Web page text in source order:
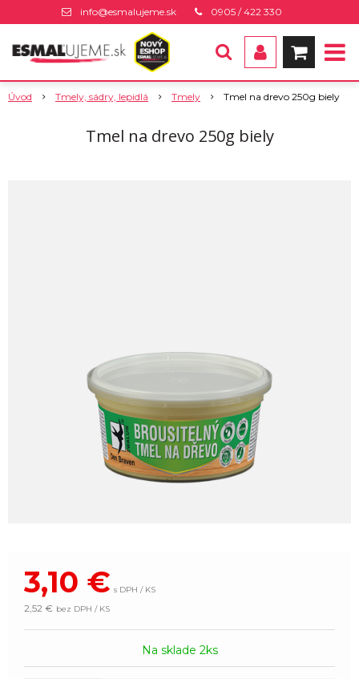
info@esmalujeme.sk 0905 / 422 330
Úvod Tmely, sádry, lepidlá Tmely Tmel na drevo 250g biely
Tmel na drevo 250g biely
3,10 € s DPH / KS
2,52 € bez DPH / KS
Na sklade 2ks